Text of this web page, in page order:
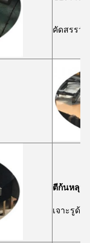
คัดสรรวั
ตีก้นหลุม
เจาะรูด้า